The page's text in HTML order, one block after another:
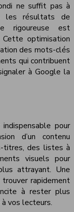
ne suffit pas à
les résultats de
rigoureuse est
optimisation
des mots-clés
qui contribuent
à Google la
pour
d’un contenu
titres, des listes à
visuels pour
attrayant. Une
rapidement
à rester plus
vos lecteurs.